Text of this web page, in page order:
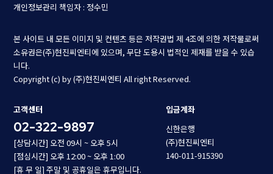
개인정보관리 책임자 : 정수민
본 사이트 내 모든 이미지 및 컨텐츠 등은 저작권법 제 4조에 의한 저작물로써
소유권은(주)현진씨엔티에 있으며, 무단 도용시 법적인 제재를 받을 수 있습
니다.
Copyright (c) by (주)현진씨엔티 All right Reserved.
고객센터
02-322-9897
[상담시간] 오전 09시 ~ 오후 5시
[점심시간] 오후 12:00 ~ 오후 1:00
[휴 무 일] 주말 및 공휴일은 휴무입니다.
입금계좌
신한은행
(주)현진씨엔티
140-011-915390